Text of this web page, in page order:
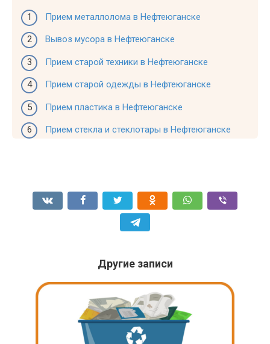
Прием металлолома в Нефтеюганске
Вывоз мусора в Нефтеюганске
Прием старой техники в Нефтеюганске
Прием старой одежды в Нефтеюганске
Прием пластика в Нефтеюганске
Прием стекла и стеклотары в Нефтеюганске
Другие записи